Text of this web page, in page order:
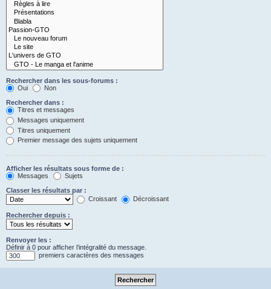
Rechercher dans les sous-forums :
Oui
Non
Rechercher dans :
Titres et messages
Messages uniquement
Titres uniquement
Premier message des sujets uniquement
Afficher les résultats sous forme de :
Messages
Sujets
Classer les résultats par :
Croissant
Décroissant
Rechercher depuis :
Renvoyer les :
Définir à 0 pour afficher l’intégralité du message.
premiers caractères des messages